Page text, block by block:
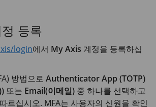
등록
login에서 My Axis 계정을 등록하십
방법으로Authenticator App (TOTP)
또는 Email(이메일) 중 하나를 선택하고
르십시오. MFA는 사용자의 신원을 확인